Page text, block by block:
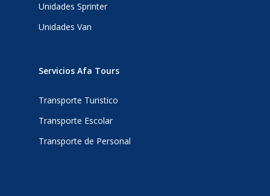
Unidades Sprinter
Unidades Van
Servicios Afa Tours
Transporte Turistico
Transporte Escolar
Transporte de Personal